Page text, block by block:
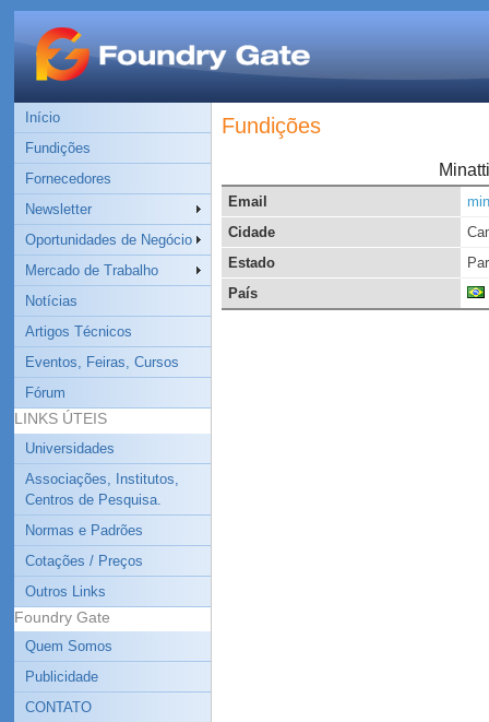
Início
Fundições
Fornecedores
Newsletter
Oportunidades de Negócio
Mercado de Trabalho
Notícias
Artigos Técnicos
Eventos, Feiras, Cursos
Fórum
LINKS ÚTEIS
Universidades
Associações, Institutos,
Centros de Pesquisa.
Normas e Padrões
Cotações / Preços
Outros Links
Foundry Gate
Quem Somos
Publicidade
CONTATO
Fundições
Email
Cidade
Estado
País